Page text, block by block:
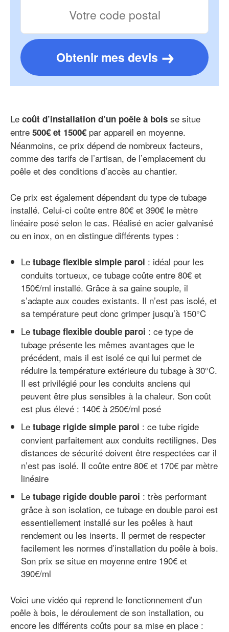
Obtenir mes devis
Le coût d’installation d’un poêle à bois se situe
entre 500€ et 1500€ par appareil en moyenne.
Néanmoins, ce prix dépend de nombreux facteurs,
comme des tarifs de l’artisan, de l’emplacement du
poêle et des conditions d’accès au chantier.
Ce prix est également dépendant du type de tubage
installé. Celui-ci coûte entre 80€ et 390€ le mètre
linéaire posé selon le cas. Réalisé en acier galvanisé
ou en inox, on en distingue différents types :
Le tubage flexible simple paroi : idéal pour les
conduits tortueux, ce tubage coûte entre 80€ et
150€/ml installé. Grâce à sa gaine souple, il
s’adapte aux coudes existants. Il n’est pas isolé, et
sa température peut donc grimper jusqu’à 150°C
Le tubage flexible double paroi : ce type de
tubage présente les mêmes avantages que le
précédent, mais il est isolé ce qui lui permet de
réduire la température extérieure du tubage à 30°C.
Il est privilégié pour les conduits anciens qui
peuvent être plus sensibles à la chaleur. Son coût
est plus élevé : 140€ à 250€/ml posé
Le tubage rigide simple paroi : ce tube rigide
convient parfaitement aux conduits rectilignes. Des
distances de sécurité doivent être respectées car il
n’est pas isolé. Il coûte entre 80€ et 170€ par mètre
linéaire
Le tubage rigide double paroi : très performant
grâce à son isolation, ce tubage en double paroi est
essentiellement installé sur les poêles à haut
rendement ou les inserts. Il permet de respecter
facilement les normes d’installation du poêle à bois.
Son prix se situe en moyenne entre 190€ et
390€/ml
Voici une vidéo qui reprend le fonctionnement d’un
poêle à bois, le déroulement de son installation, ou
encore les différents coûts pour sa mise en place :